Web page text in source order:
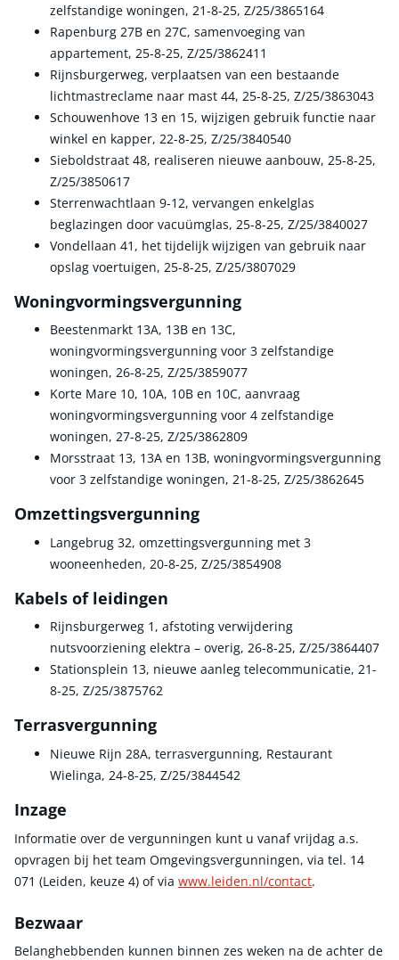
zelfstandige woningen, 21-8-25, Z/25/3865164
Rapenburg 27B en 27C, samenvoeging van
appartement, 25-8-25, Z/25/3862411
Rijnsburgerweg, verplaatsen van een bestaande
lichtmastreclame naar mast 44, 25-8-25, Z/25/3863043
Schouwenhove 13 en 15, wijzigen gebruik functie naar
winkel en kapper, 22-8-25, Z/25/3840540
Sieboldstraat 48, realiseren nieuwe aanbouw, 25-8-25,
Z/25/3850617
Sterrenwachtlaan 9-12, vervangen enkelglas
beglazingen door vacuümglas, 25-8-25, Z/25/3840027
Vondellaan 41, het tijdelijk wijzigen van gebruik naar
opslag voertuigen, 25-8-25, Z/25/3807029
Woningvormingsvergunning
Beestenmarkt 13A, 13B en 13C,
woningvormingsvergunning voor 3 zelfstandige
woningen, 26-8-25, Z/25/3859077
Korte Mare 10, 10A, 10B en 10C, aanvraag
woningvormingsvergunning voor 4 zelfstandige
woningen, 27-8-25, Z/25/3862809
Morsstraat 13, 13A en 13B, woningvormingsvergunning
voor 3 zelfstandige woningen, 21-8-25, Z/25/3862645
Omzettingsvergunning
Langebrug 32, omzettingsvergunning met 3
wooneenheden, 20-8-25, Z/25/3854908
Kabels of leidingen
Rijnsburgerweg 1, afstoting verwijdering
nutsvoorziening elektra – overig, 26-8-25, Z/25/3864407
Stationsplein 13, nieuwe aanleg telecommunicatie, 21-
8-25, Z/25/3875762
Terrasvergunning
Nieuwe Rijn 28A, terrasvergunning, Restaurant
Wielinga, 24-8-25, Z/25/3844542
Inzage
Informatie over de vergunningen kunt u vanaf vrijdag a.s.
opvragen bij het team Omgevingsvergunningen, via tel. 14
071 (Leiden, keuze 4) of via www.leiden.nl/contact.
Bezwaar
Belanghebbenden kunnen binnen zes weken na de achter de